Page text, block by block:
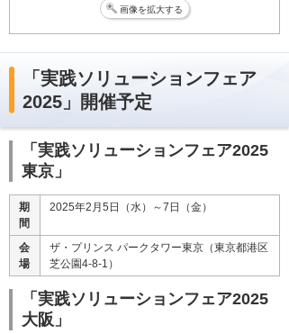
画像を拡大する
「実践ソリューションフェア
2025」開催予定
「実践ソリューションフェア2025
東京」
期
間
2025年2月5日（水）～7日（金）
会
場
ザ・プリンス パークタワー東京（東京都港区
芝公園4-8-1）
「実践ソリューションフェア2025
大阪」